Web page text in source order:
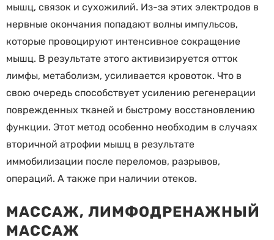
мышц, связок и сухожилий. Из-за этих электродов в
нервные окончания попадают волны импульсов,
которые провоцируют интенсивное сокращение
мышц. В результате этого активизируется отток
лимфы, метаболизм, усиливается кровоток. Что в
свою очередь способствует усилению регенерации
поврежденных тканей и быстрому восстановлению
функции. Этот метод особенно необходим в случаях
вторичной атрофии мышц в результате
иммобилизации после переломов, разрывов,
операций. А также при наличии отеков.
МАССАЖ, ЛИМФОДРЕНАЖНЫЙ
МАССАЖ